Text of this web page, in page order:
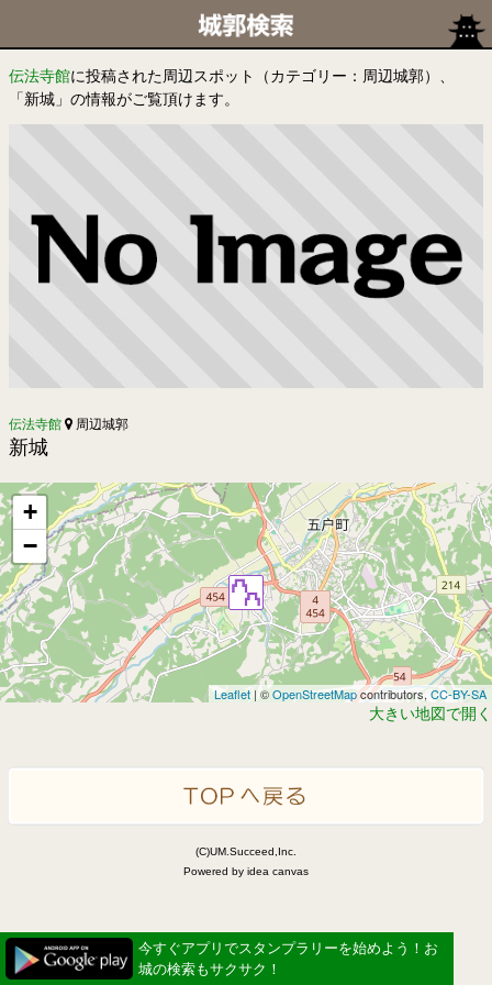
伝法寺館に投稿された周辺スポット（カテゴリー：周辺城郭）、
「新城」の情報がご覧頂けます。
伝法寺館 周辺城郭
新城
+
−
Leaflet | ©OpenStreetMapcontributors, CC-BY-SA
大きい地図で開く
(C)UM.Succeed,Inc.
Powered by idea canvas
今すぐアプリでスタンプラリーを始めよう！お
城の検索もサクサク！